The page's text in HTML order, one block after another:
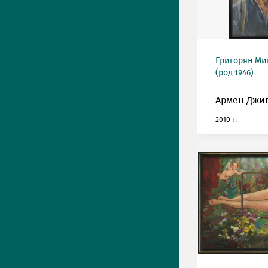
Григорян
(род.1946)
Армен
2010 г.